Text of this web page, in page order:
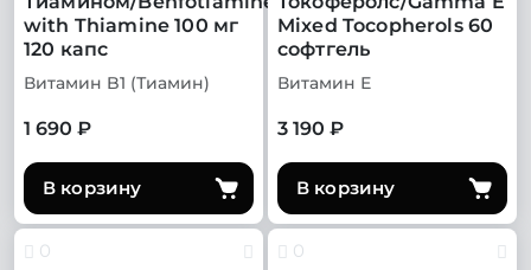
with Thiamine 100 мг
120 капс
Витамин B1 (Тиамин)
1 690 ₽
В корзину
Mixed Tocopherols 60
софтгель
Витамин Е
3 190 ₽
В корзину
0 0